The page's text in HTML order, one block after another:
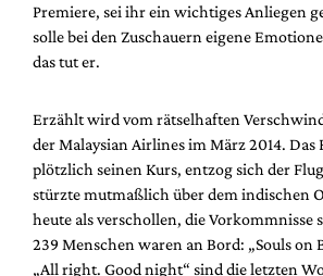
Premiere, sei ihr ein wichtiges Anliegen
solle bei den Zuschauern eigene
das tut er.
Erzählt wird vom rätselhaften
der Malaysian Airlines im März 2014. Das
plötzlich seinen Kurs, entzog sich der
stürzte mutmaßlich über dem indischen
heute als verschollen, die Vorkommnisse
239 Menschen waren an Bord: „Souls on
„All right. Good night“ sind die letzten